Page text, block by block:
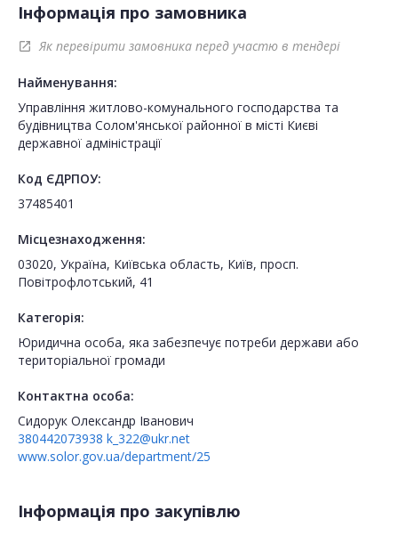
Інформація про замовника
open_in_new Як перевірити замовника перед участю в тендері
Найменування:
Управління житлово-комунального господарства та
будівництва Солом'янської районної в місті Києві
державної адміністрації
Код ЄДРПОУ:
37485401
Місцезнаходження:
03020, Україна, Київська область, Київ, просп.
Повітрофлотський, 41
Категорія:
Юридична особа, яка забезпечує потреби держави або
територіальної громади
Контактна особа:
Сидорук Олександр Іванович
380442073938 k_322@ukr.net
www.solor.gov.ua/department/25
Інформація про закупівлю